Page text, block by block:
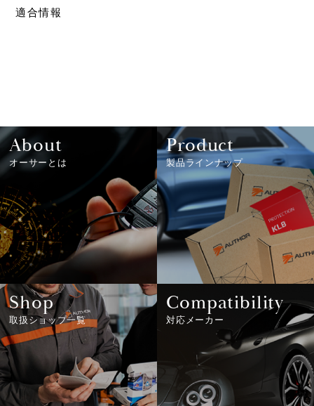
適合情報
About
オーサーとは
Product
製品ラインナップ
Shop
取扱ショップ一覧
Compatibility
対応メーカー